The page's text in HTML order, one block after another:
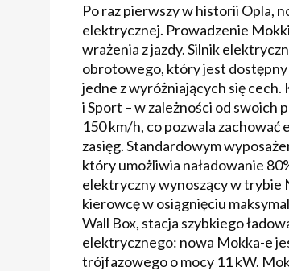
Po raz pierwszy w historii Opla,
elektrycznej. Prowadzenie
wrażenia z jazdy. Silnik
obrotowego, który jest dostępny
jedne z wyróżniających się
i Sport – w zależności od
150 km/h, co pozwala
zasięg. Standardowym
który umożliwia naładowanie
elektryczny wynoszący w trybie
kierowcę w osiągnięciu
Wall Box, stacja szybkiego
elektrycznego: nowa Mokka-e
trójfazowego o mocy 11 kW.